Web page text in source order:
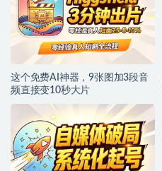
这个免费AI神器，9张图加3段音
频直接变10秒大片